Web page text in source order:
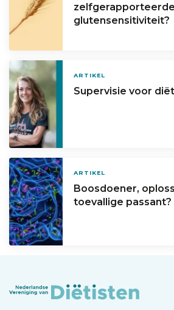
zelfgerapporteerde
glutensensitiviteit?
ARTIKEL
Supervisie voor
ARTIKEL
Boosdoener,
toevallige passant?